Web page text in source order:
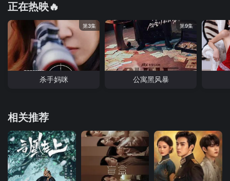
正在热映🔥
第3集
杀手妈咪
第9集
公寓黑风暴
相关推荐